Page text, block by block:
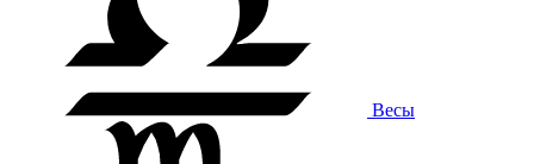
Весы